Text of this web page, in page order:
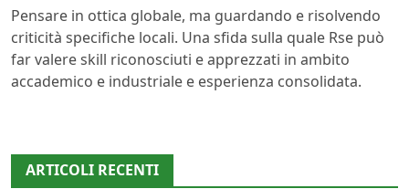
Pensare in ottica globale, ma guardando e risolvendo
criticità specifiche locali. Una sfida sulla quale Rse può
far valere skill riconosciuti e apprezzati in ambito
accademico e industriale e esperienza consolidata.
ARTICOLI RECENTI